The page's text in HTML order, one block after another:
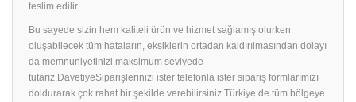
teslim edilir.
Bu sayede sizin hem kaliteli ürün ve hizmet sağlamış olurken
oluşabilecek tüm hataların, eksiklerin ortadan kaldırılmasından dolayı
da memnuniyetinizi maksimum seviyede
tutarız.DavetiyeSiparişlerinizi ister telefonla ister sipariş formlarımızı
doldurarak çok rahat bir şekilde verebilirsiniz.Türkiye de tüm bölgeye